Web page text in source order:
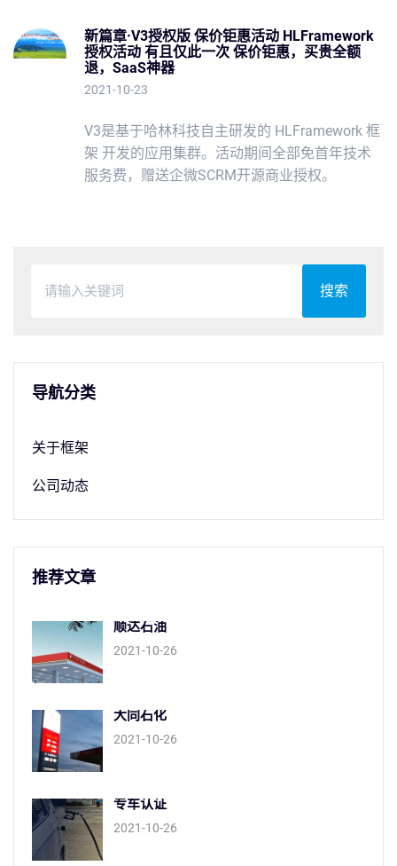
新篇章·V3授权版 保价钜惠活动 HLFramework
授权活动 有且仅此一次 保价钜惠，买贵全额
退，SaaS神器
2021-10-23
V3是基于哈林科技自主研发的 HLFramework 框
架 开发的应用集群。活动期间全部免首年技术
服务费，赠送企微SCRM开源商业授权。
搜索
导航分类
关于框架
公司动态
推荐文章
顺达石油
2021-10-26
大同石化
2021-10-26
专车认证
2021-10-26